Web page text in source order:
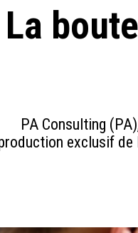
La
PA Consulting
exclusif de